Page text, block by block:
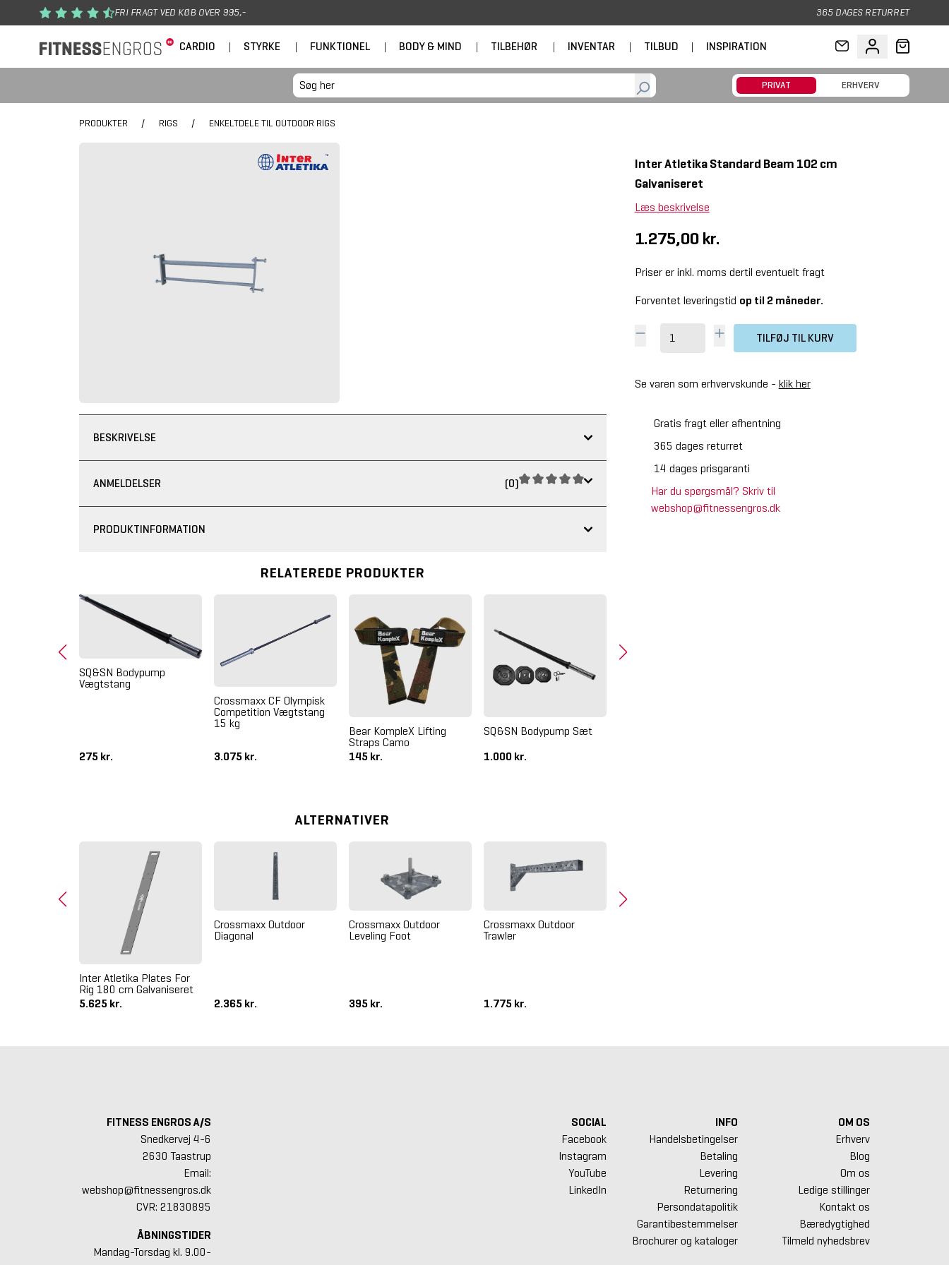
Gå til hovedindhold FRI FRAGT VED KØB OVER 995,- 365 DAGES RETURRET
CARDIO | STYRKE | FUNKTIONEL | BODY & MIND | TILBEHØR | INVENTAR | TILBUD | INSPIRATION
PRIVAT ERHVERV
PRODUKTER / RIGS / ENKELTDELE TIL OUTDOOR RIGS
Inter Atletika Standard Beam 102 cm
Galvaniseret
Læs beskrivelse
1.275,00 kr.
Priser er inkl. moms dertil eventuelt fragt
Forventet leveringstid op til 2 måneder.
TILFØJ TIL KURV
Se varen som erhvervskunde - klik her
Gratis fragt eller afhentning
365 dages returret
14 dages prisgaranti
Har du spørgsmål? Skriv til
webshop@fitnessengros.dk
BESKRIVELSE
ANMELDELSER (0)
PRODUKTINFORMATION
RELATEREDE PRODUKTER
SQ&SN Bodypump
Vægtstang
275 kr.
Crossmaxx CF Olympisk
Competition Vægtstang
15 kg
3.075 kr.
Bear KompleX Lifting
Straps Camo
145 kr.
SQ&SN Bodypump Sæt
1.000 kr.
ALTERNATIVER
Inter Atletika Plates For
Rig 180 cm Galvaniseret
5.625 kr.
Crossmaxx Outdoor
Diagonal
2.365 kr.
Crossmaxx Outdoor
Leveling Foot
395 kr.
Crossmaxx Outdoor
Trawler
1.775 kr.
FITNESS ENGROS A/S
Snedkervej 4-6
2630 Taastrup
Email:
webshop@fitnessengros.dk
CVR: 21830895
ÅBNINGSTIDER
Mandag-Torsdag kl. 9.00-
SOCIAL
Facebook
Instagram
YouTube
LinkedIn
INFO
Handelsbetingelser
Betaling
Levering
Returnering
Persondatapolitik
Garantibestemmelser
Brochurer og kataloger
OM OS
Erhverv
Blog
Om os
Ledige stillinger
Kontakt os
Bæredygtighed
Tilmeld nyhedsbrev